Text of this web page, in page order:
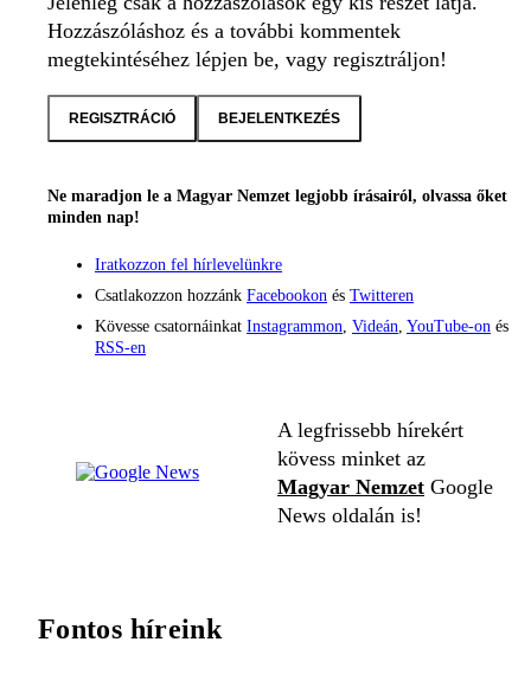
Hozzászóláshoz és a további kommentek
megtekintéséhez lépjen be, vagy regisztráljon!
REGISZTRÁCIÓ BEJELENTKEZÉS
Ne maradjon le a Magyar Nemzet legjobb írásairól, olvassa őket
minden nap!
Iratkozzon fel hírlevelünkre
Csatlakozzon hozzánk Facebookon és Twitteren
Kövesse csatornáinkat Instagrammon, Videán, YouTube-on és
RSS-en
A legfrissebb hírekért
kövess minket az
Magyar Nemzet Google
News oldalán is!
Fontos híreink